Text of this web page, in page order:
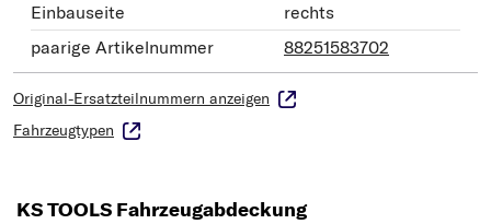
Einbauseite
rechts
paarige Artikelnummer
88251583702
Original-Ersatzteilnummern anzeigen
Fahrzeugtypen
KS TOOLS Fahrzeugabdeckung